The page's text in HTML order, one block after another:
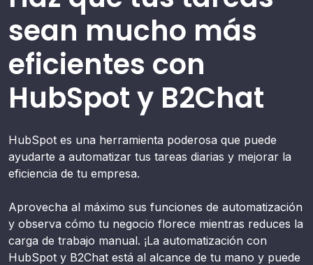
sean mucho más
eficientes con
HubSpot y B2Chat
HubSpot es una herramienta poderosa que puede
ayudarte a automatizar tus tareas diarias y mejorar la
eficiencia de tu empresa.
Aprovecha al máximo sus funciones de automatización
y observa cómo tu negocio florece mientras reduces la
carga de trabajo manual. ¡La automatización con
HubSpot y B2Chat está al alcance de tu mano y puede